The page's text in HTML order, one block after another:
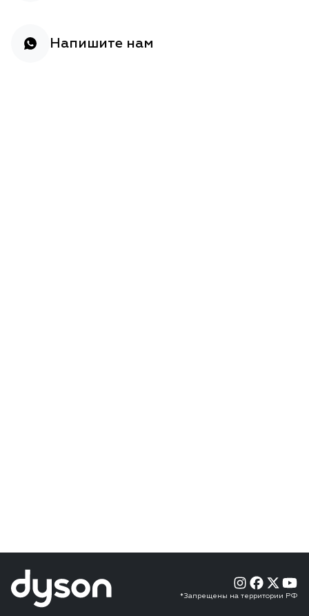
Напишите нам
*Запрещены на территории РФ